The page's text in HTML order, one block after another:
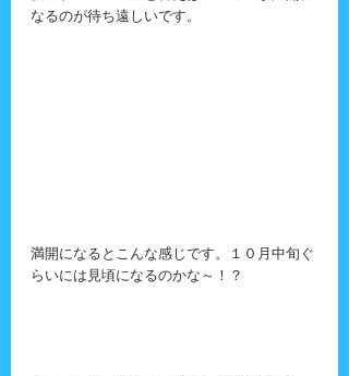
なるのが待ち遠しいです。
満開になるとこんな感じです。１０月中旬ぐ
らいには見頃になるのかな～！？